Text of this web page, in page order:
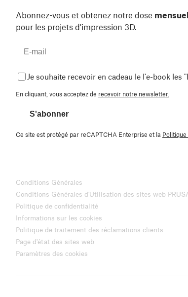
Abonnez-vous et obtenez notre dose
pour les projets d'impression 3D.
Je souhaite recevoir en cadeau le l'e-book les
En cliquant, vous acceptez de recevoir notre newsletter.
S'abonner
Ce site est protégé par reCAPTCHA Enterprise et la
Conditions Générales
Conditions Générales d'Utilisation des sites web
Politique de confidentialité
Informations sur les cookies
Politique de traitement des réclamations clients
Page d'état des sites web
Paramètres des cookies